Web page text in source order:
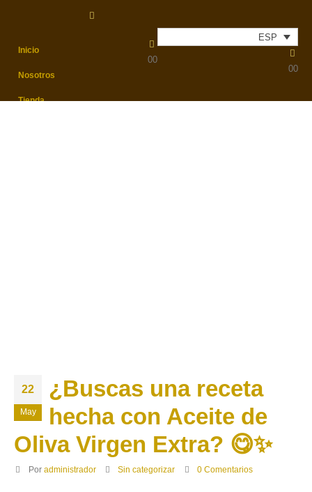
Envíos económicos
00
ESP
00
Inicio
Nosotros
Tienda
22
May
¿Buscas una receta
hecha con Aceite de
Oliva Virgen Extra? 😋✨
Por administrador Sin categorizar 0 Comentarios